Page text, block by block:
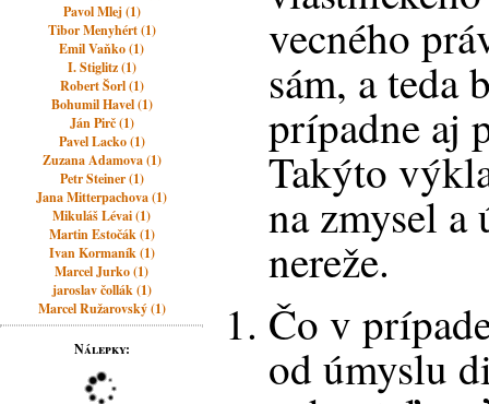
Pavol Mlej (1)
Tibor Menyhért (1)
Emil Vaňko (1)
I. Stiglitz (1)
Robert Šorl (1)
Bohumil Havel (1)
Ján Pirč (1)
Pavel Lacko (1)
Zuzana Adamova (1)
Petr Steiner (1)
Jana Mitterpachova (1)
Mikuláš Lévai (1)
Martin Estočák (1)
Ivan Kormaník (1)
Marcel Jurko (1)
jaroslav čollák (1)
Marcel Ružarovský (1)
Nálepky:
vecného
sám, a teda
prípadne aj
Takýto
na zmysel a
nereže.
Čo v
od úmyslu